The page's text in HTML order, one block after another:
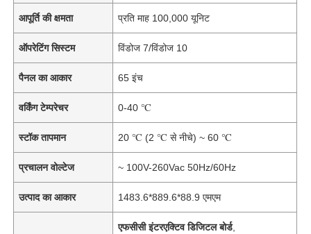
आपूर्ति की क्षमता प्रति माह 100,000 यूनिट
ऑपरेटिंग सिस्टम विंडोज 7/विंडोज 10
पैनल का आकार 65 इंच
वर्किंग टेम्परेचर 0-40 ℃
स्टॉक तापमान 20 ℃ (2 ℃ से नीचे) ~ 60 ℃
प्रचालन वोल्टेज ~ 100V-260Vac 50Hz/60Hz
उत्पाद का आकार 1483.6*889.6*88.9 एमएम
एफसीसी इंटरएक्टिव डिजिटल बोर्ड,